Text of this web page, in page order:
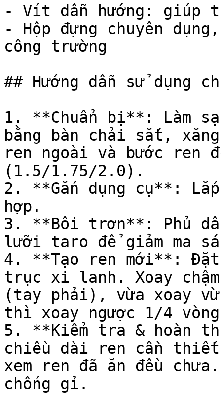
- Vít dẫn hướng: giúp
- Hộp đựng chuyên
công trường
## Hướng dẫn sử dụng
1. **Chuẩn bị**: Làm
bằng bàn chải sắt,
ren ngoài và bước ren
(1.5/1.75/2.0).
2. **Gắn dụng cụ**:
hợp.
3. **Bôi trơn**: Phủ
lưỡi taro để giảm ma
4. **Tạo ren mới**: Đặt
trục xi lanh. Xoay
(tay phải), vừa xoay
thì xoay ngược 1/4
5. **Kiểm tra & hoàn
chiều dài ren cần
xem ren đã ăn đều
chống gỉ.